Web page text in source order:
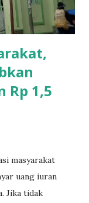
Rp 1,5
masyarakat
uang iuran
Jika tidak